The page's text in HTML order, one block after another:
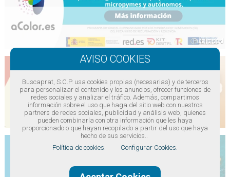
Buscaprat, S.C.P. usa cookies propias (necesarias) y de terceros
para personalizar el contenido y los anuncios, ofrecer funciones de
redes sociales y analizar el tráfico. Además, compartimos
información sobre el uso que haga del sitio web con nuestros
partners de redes sociales, publicidad y análisis web, quienes
pueden combinarla con otra información que les haya
proporcionado o que hayan recopilado a partir del uso que haya
hecho de sus servicios..
Política de cookies.
Configurar Cookies.